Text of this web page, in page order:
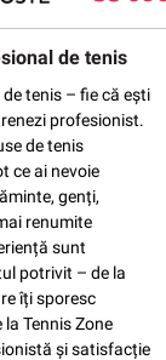
de tenis
tenis – fie că ești
profesionist.
de tenis
ce ai nevoie
genți,
renumite
sunt
potrivit – de la
îți sporesc
Tennis Zone
și satisfacție